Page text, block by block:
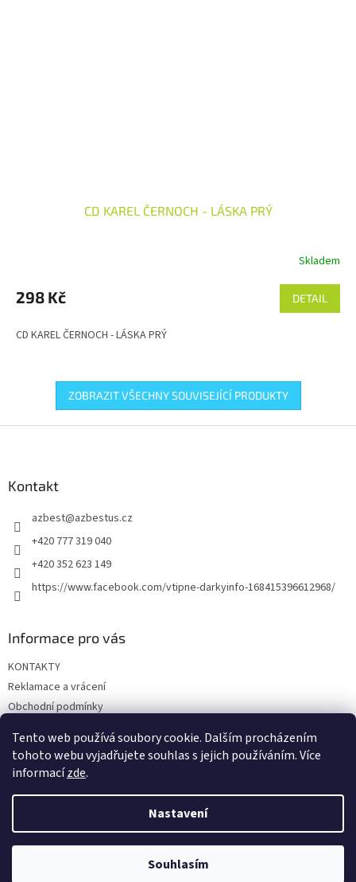
Tento web používá soubory cookie. Dalším procházením
tohoto webu vyjadřujete souhlas s jejich používáním. Více
informacízde.
Nastavení
Souhlasím
CD KAREL ČERNOCH - LÁSKA PRÝ
Skladem
298 Kč DETAIL
CD KAREL ČERNOCH - LÁSKA PRÝ
ZOBRAZIT VŠECHNY SOUVISEJÍCÍ PRODUKTY
Kontakt
azbest@azbestus.cz
+420 777 319 040
+420 352 623 149
https://www.facebook.com/vtipne-darkyinfo-168415396612968/
Informace pro vás
KONTAKTY
Reklamace a vrácení
Obchodní podmínky
Doprava a platba
Vytvořil Shoptet
Vtipné dárky. Všechna práva vyhrazena.